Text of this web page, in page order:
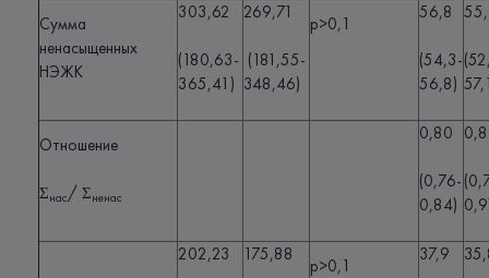
Сумма
ненасыщенных
НЭЖК
303,62
(180,63-
365,41)
269,71
(181,55-
348,46)
p>0,1
56,8
(54,3-
56,8)
Отношение
Σнас/ Σненас
0,80
(0,76-
0,84)
202,23 175,88
p>0,1
37,9